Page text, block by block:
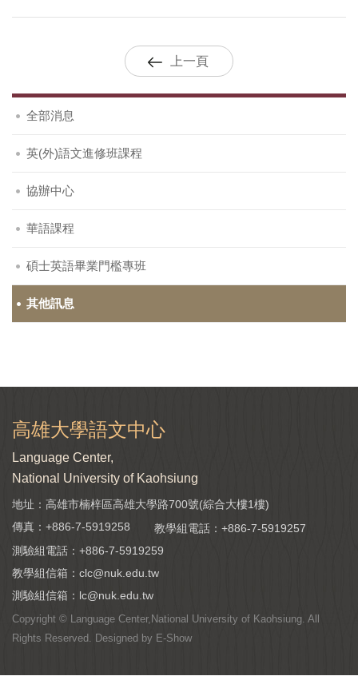
上一頁
全部消息
英(外)語文進修班課程
協辦中心
華語課程
碩士英語畢業門檻專班
其他訊息
高雄大學語文中心
Language Center,
National University of Kaohsiung
地址：高雄市楠梓區高雄大學路700號(綜合大樓1樓)
傳真：+886-7-5919258
教學組電話： +886-7-5919257
測驗組電話： +886-7-5919259
教學組信箱： clc@nuk.edu.tw
測驗組信箱： lc@nuk.edu.tw
Copyright © Language Center,National University of Kaohsiung. All
Rights Reserved. Designed by E-Show